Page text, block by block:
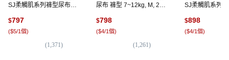
SJ柔觸肌系列褲型尿布
$797
($5/1個)
(1,371)
尿布 褲型 7~12kg, M, 224
$798
($4/1個)
(1,261)
SJ柔觸肌系列
$898
($4/1個)